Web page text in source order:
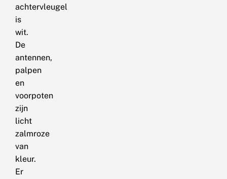
achtervleugel
is
wit.
De
antennen,
palpen
en
voorpoten
zijn
licht
zalmroze
van
kleur.
Er